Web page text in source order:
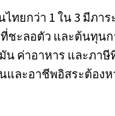
ไทยกว่า 1 ใน 3 มีภา
ชะลอตัว และต้นทุน
น ค่าอาหาร และภา
และอาชีพอิสระต้อง